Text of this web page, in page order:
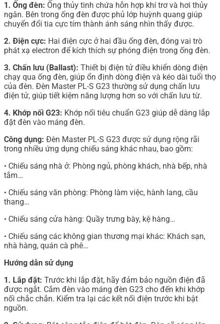
1. Ống đèn: Ống thủy tinh chứa hỗn hợp khí trơ và hơi thủy
ngân. Bên trong ống đèn được phủ lớp huỳnh quang giúp
chuyển đổi tia cực tím thành ánh sáng nhìn thấy được.
2. Điện cực: Hai điện cực ở hai đầu ống đèn, đóng vai trò
phát xạ electron để kích thích sự phóng điện trong ống đèn.
3. Chấn lưu (Ballast): Thiết bị điện tử điều khiển dòng điện
chạy qua ống đèn, giúp ổn định dòng điện và kéo dài tuổi thọ
của đèn. Đèn Master PL-S G23 thường sử dụng chấn lưu
điện tử, giúp tiết kiệm năng lượng hơn so với chấn lưu từ.
4. Khớp nối G23: Khớp nối tiêu chuẩn G23 giúp dễ dàng lắp
đặt đèn vào máng đèn.
Công dụng: Đèn Master PL-S G23 được sử dụng rộng rãi
trong nhiều ứng dụng chiếu sáng khác nhau, bao gồm:
• Chiếu sáng nhà ở: Phòng ngủ, phòng khách, nhà bếp, nhà
tắm…
• Chiếu sáng văn phòng: Phòng làm việc, hành lang, cầu
thang…
• Chiếu sáng cửa hàng: Quầy trưng bày, kệ hàng…
• Chiếu sáng các không gian thương mại khác: Khách sạn,
nhà hàng, quán cà phê…
Hướng dẫn sử dụng
1. Lắp đặt: Trước khi lắp đặt, hãy đảm bảo nguồn điện đã
được ngắt. Cắm đèn vào máng đèn G23 cho đến khi khớp
nối chắc chắn. Kiểm tra lại các kết nối điện trước khi bật
nguồn.